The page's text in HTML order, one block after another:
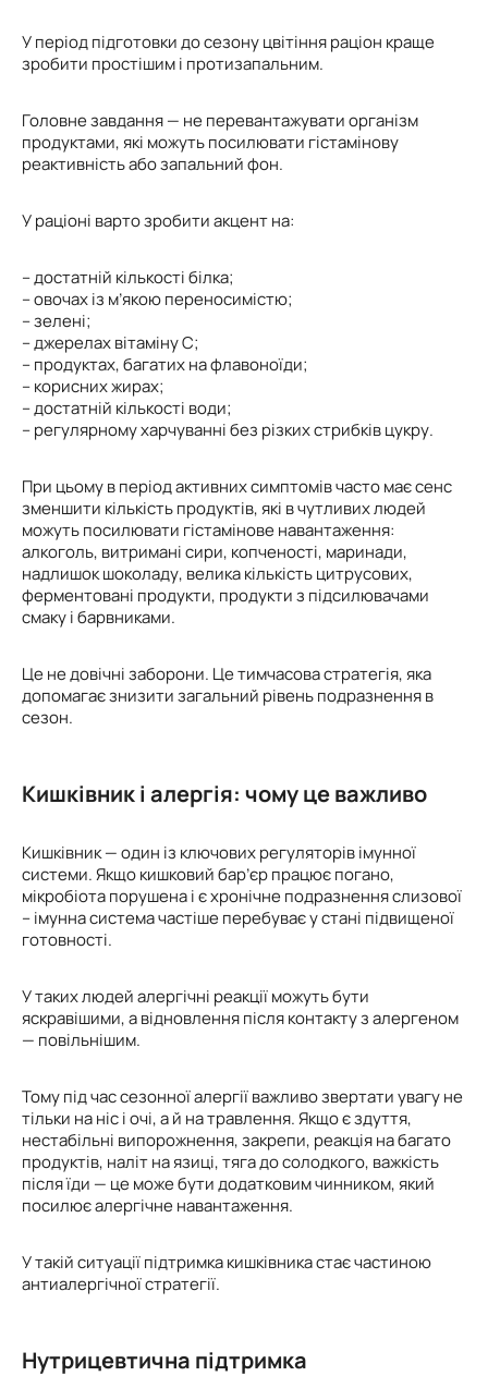
У період підготовки до сезону цвітіння раціон краще
зробити простішим і протизапальним.
Головне завдання — не перевантажувати організм
продуктами, які можуть посилювати гістамінову
реактивність або запальний фон.
У раціоні варто зробити акцент на:
– достатній кількості білка;
– овочах із м’якою переносимістю;
– зелені;
– джерелах вітаміну С;
– продуктах, багатих на флавоноїди;
– корисних жирах;
– достатній кількості води;
– регулярному харчуванні без різких стрибків цукру.
При цьому в період активних симптомів часто має сенс
зменшити кількість продуктів, які в чутливих людей
можуть посилювати гістамінове навантаження:
алкоголь, витримані сири, копченості, маринади,
надлишок шоколаду, велика кількість цитрусових,
ферментовані продукти, продукти з підсилювачами
смаку і барвниками.
Це не довічні заборони. Це тимчасова стратегія, яка
допомагає знизити загальний рівень подразнення в
сезон.
Кишківник і алергія: чому це важливо
Кишківник — один із ключових регуляторів імунної
системи. Якщо кишковий бар’єр працює погано,
мікробіота порушена і є хронічне подразнення слизової
– імунна система частіше перебуває у стані підвищеної
готовності.
У таких людей алергічні реакції можуть бути
яскравішими, а відновлення після контакту з алергеном
— повільнішим.
Тому під час сезонної алергії важливо звертати увагу не
тільки на ніс і очі, а й на травлення. Якщо є здуття,
нестабільні випорожнення, закрепи, реакція на багато
продуктів, наліт на язиці, тяга до солодкого, важкість
після їди — це може бути додатковим чинником, який
посилює алергічне навантаження.
У такій ситуації підтримка кишківника стає частиною
антиалергічної стратегії.
Нутрицевтична підтримка